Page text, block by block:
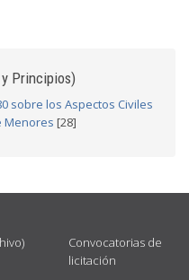
Principios)
sobre los Aspectos Civiles
Menores [28]
Convocatorias de
licitación